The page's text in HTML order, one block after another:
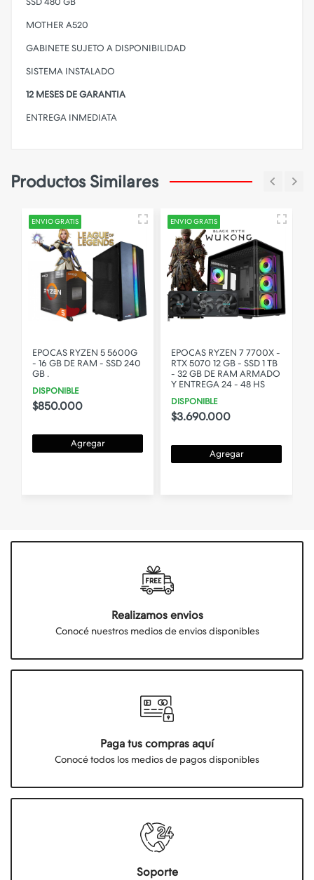
MOTHER A520
GABINETE SUJETO A DISPONIBILIDAD
SISTEMA INSTALADO
12 MESES DE GARANTIA
ENTREGA INMEDIATA
Productos Similares
ENVIO GRATIS
EPOCAS RYZEN 5 5600G
- 16 GB DE RAM - SSD 240
GB .
DISPONIBLE
$850.000
Agregar
ENVIO GRATIS
EPOCAS RYZEN 7 7700X -
RTX 5070 12 GB - SSD 1 TB
- 32 GB DE RAM ARMADO
Y ENTREGA 24 - 48 HS
DISPONIBLE
$3.690.000
Agregar
Realizamos envios
Conocé nuestros medios de envios disponibles
Paga tus compras aquí
Conocé todos los medios de pagos disponibles
Soporte